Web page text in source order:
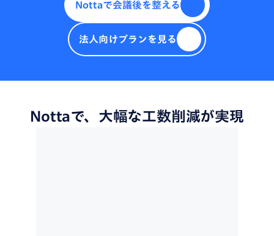
Nottaで会議後を整える
法人向けプランを見る
Nottaで、大幅な工数削減が実現